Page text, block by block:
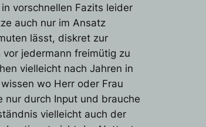
vorschnellen Fazits leider
auch nur im Ansatz
lässt, diskret zur
jedermann freimütig zu
vielleicht nach Jahren in
wo Herr oder Frau
nur durch Input und brauche
vielleicht auch der